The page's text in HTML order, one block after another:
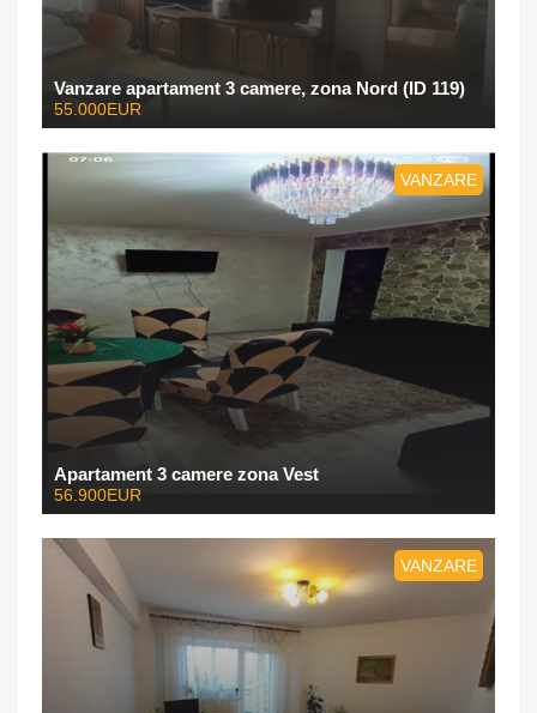
Vanzare apartament 3 camere, zona Nord (ID 119)
55.000EUR
VANZARE
Apartament 3 camere zona Vest
56.900EUR
VANZARE